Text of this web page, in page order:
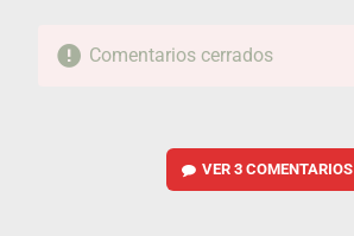
Comentarios cerrados
VER3 COMENTARIOS